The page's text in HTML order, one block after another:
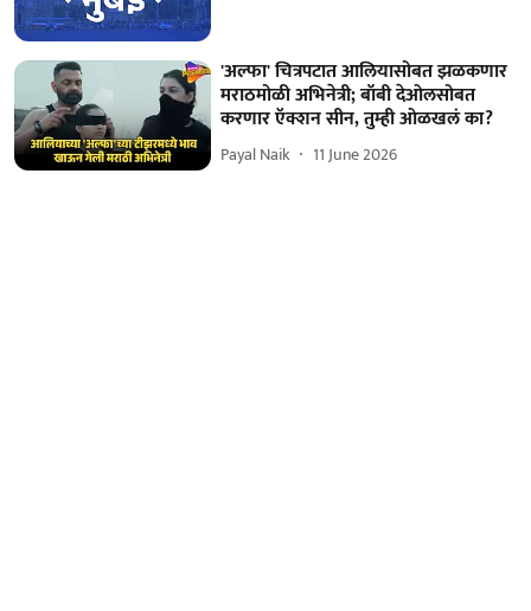
'अल्फा' चित्रपटात आलियासोबत झळकणार
मराठमोळी अभिनेत्री; बॉबी देओलसोबत
करणार ऍक्शन सीन, तुम्ही ओळखलं का?
Payal Naik 11 June 2026